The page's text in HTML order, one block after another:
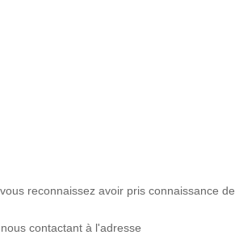
reconnaissez avoir pris connaissance de
contactant à l'adresse